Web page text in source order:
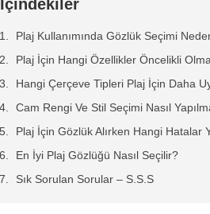
İçindekiler
Plaj Kullanımında Gözlük Seçimi
Plaj İçin Hangi Özellikler Öncelikli
Hangi Çerçeve Tipleri Plaj İçin Daha
Cam Rengi Ve Stil Seçimi Nasıl
Plaj İçin Gözlük Alırken Hangi Hatalar
En İyi Plaj Gözlüğü Nasıl Seçilir?
Sık Sorulan Sorular – S.S.S